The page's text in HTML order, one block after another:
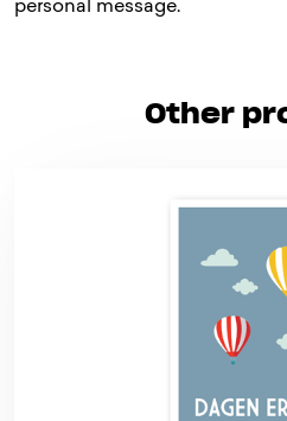
personal message.
Other